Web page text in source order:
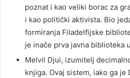
poznat i kao veliki borac za
i kao politički aktivista. Bio
formiranja Filadelfijske
je inače prva javna biblioteka
Melvil Djui, izumitelj
knjiga. Ovaj sistem, iako ga